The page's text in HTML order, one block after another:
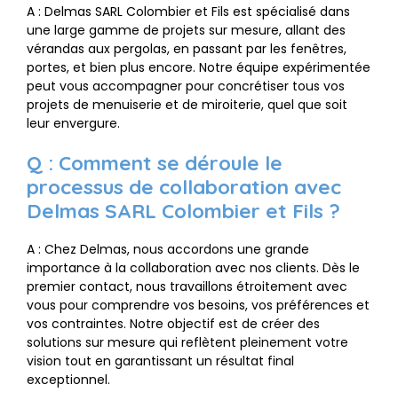
A : Delmas SARL Colombier et Fils est spécialisé dans
une large gamme de projets sur mesure, allant des
vérandas aux pergolas, en passant par les fenêtres,
portes, et bien plus encore. Notre équipe expérimentée
peut vous accompagner pour concrétiser tous vos
projets de menuiserie et de miroiterie, quel que soit
leur envergure.
Q : Comment se déroule le
processus de collaboration avec
Delmas SARL Colombier et Fils ?
A : Chez Delmas, nous accordons une grande
importance à la collaboration avec nos clients. Dès le
premier contact, nous travaillons étroitement avec
vous pour comprendre vos besoins, vos préférences et
vos contraintes. Notre objectif est de créer des
solutions sur mesure qui reflètent pleinement votre
vision tout en garantissant un résultat final
exceptionnel.